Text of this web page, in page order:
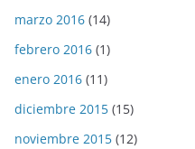
marzo 2016 (14)
febrero 2016 (1)
enero 2016 (11)
diciembre 2015 (15)
noviembre 2015 (12)